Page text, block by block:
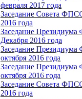
февраля 2017 года
Заседание Совета
2016 года
Заседание
Декабря 2016 года
Заседание
октября 2016 года
Заседание
октября 2016 года
Заседание Совета
2016 года